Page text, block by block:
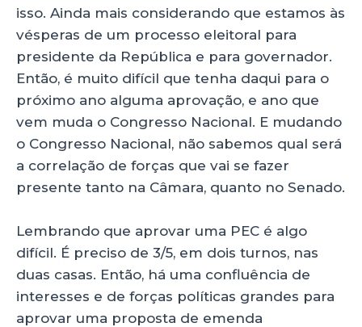
isso. Ainda mais considerando que estamos às
vésperas de um processo eleitoral para
presidente da República e para governador.
Então, é muito difícil que tenha daqui para o
próximo ano alguma aprovação, e ano que
vem muda o Congresso Nacional. E mudando
o Congresso Nacional, não sabemos qual será
a correlação de forças que vai se fazer
presente tanto na Câmara, quanto no Senado.
Lembrando que aprovar uma PEC é algo
difícil. É preciso de 3/5, em dois turnos, nas
duas casas. Então, há uma confluência de
interesses e de forças políticas grandes para
aprovar uma proposta de emenda